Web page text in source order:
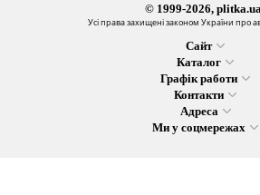
© 1999-2026, plitka.ua
Усі права захищені законом України про
Сайт
Каталог
Графік работи
Контакти
Адреса
Ми у соцмережах